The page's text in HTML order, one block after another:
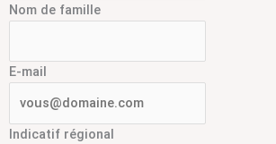
Nom de famille
E-mail
Indicatif régional